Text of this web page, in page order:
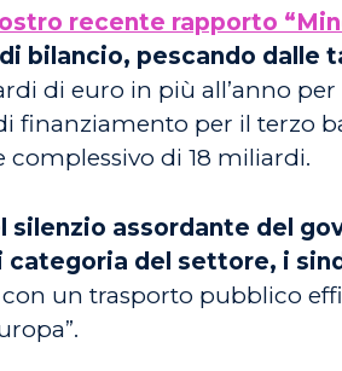
recente rapporto
bilancio, pescando dalle
di euro in più all’anno
finanziamento per il terzo
di 18 miliardi.
assordante del
del settore, i
un trasporto pubblico